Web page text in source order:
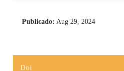
Publicado: Aug 29, 2024
Doi